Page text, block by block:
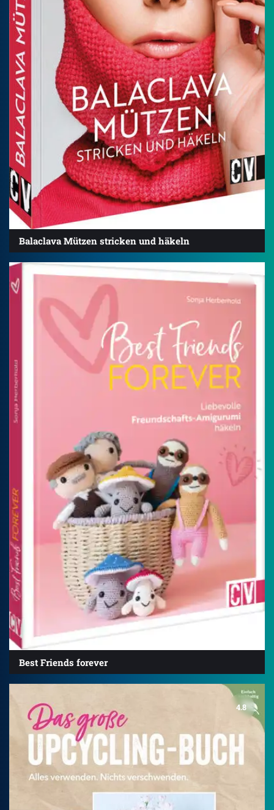
Balaclava Mützen stricken und häkeln
Best Friends forever
4.8